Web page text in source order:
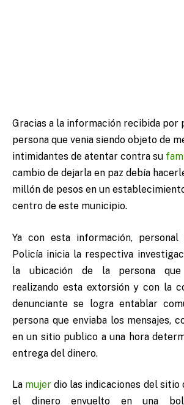
Gracias a la información recibida por
persona que venia siendo objeto de
intimidantes de atentar contra su
cambio de dejarla en paz debía
millón de pesos en un
centro de este municipio.
Ya con esta información,
Policía inicia la respectiva
la ubicación de la persona que
realizando esta extorsión y con la
denunciante se logra entablar
persona que enviaba los mensajes,
en un sitio publico a una hora
entrega del dinero.
La mujer dio las indicaciones del sitio
el dinero envuelto en una